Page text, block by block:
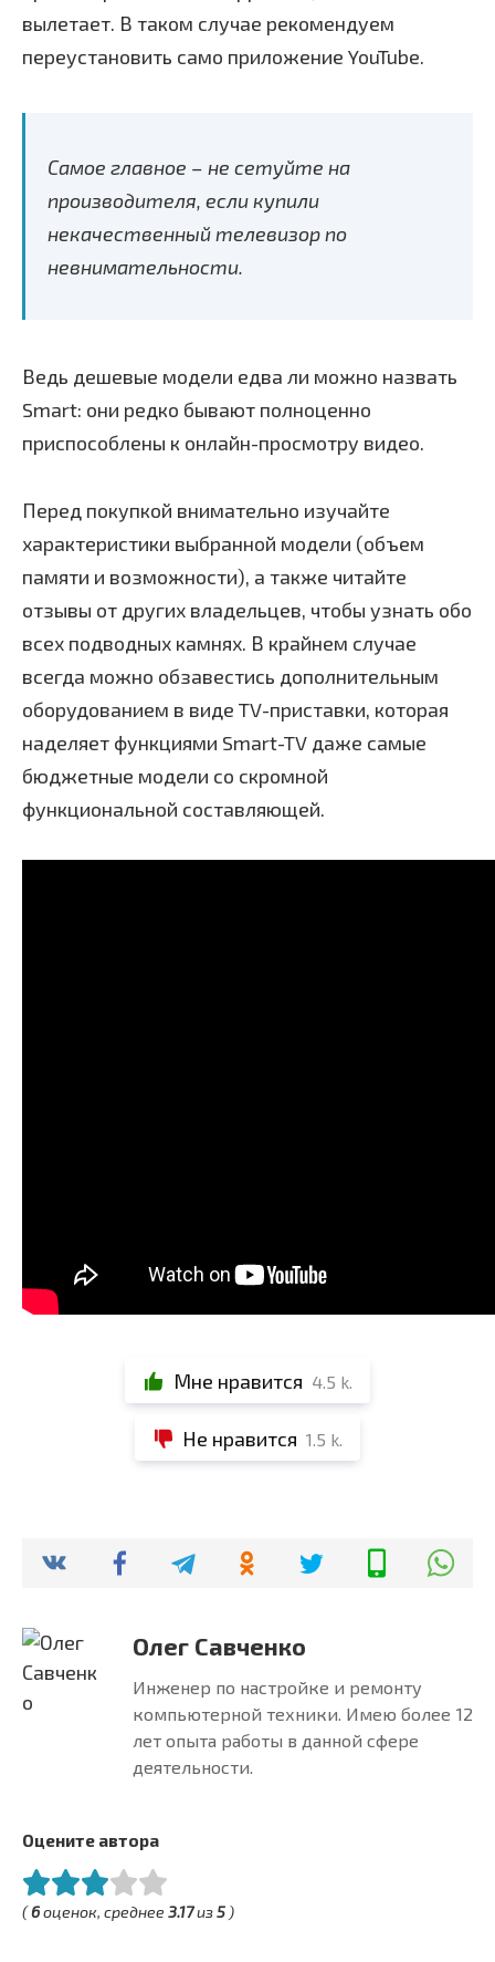
вылетает. В таком случае рекомендуем
переустановить само приложение YouTube.
Самое главное – не сетуйте на
производителя, если купили
некачественный телевизор по
невнимательности.
Ведь дешевые модели едва ли можно назвать
Smart: они редко бывают полноценно
приспособлены к онлайн-просмотру видео.
Перед покупкой внимательно изучайте
характеристики выбранной модели (объем
памяти и возможности), а также читайте
отзывы от других владельцев, чтобы узнать обо
всех подводных камнях. В крайнем случае
всегда можно обзавестись дополнительным
оборудованием в виде TV-приставки, которая
наделяет функциями Smart-TV даже самые
бюджетные модели со скромной
функциональной составляющей.
Мне нравится 4.5 k.
Не нравится 1.5 k.
Олег Савченко
Инженер по настройке и ремонту
компьютерной техники. Имею более 12
лет опыта работы в данной сфере
деятельности.
Оцените автора
(6оценок, среднее3.17из5 )